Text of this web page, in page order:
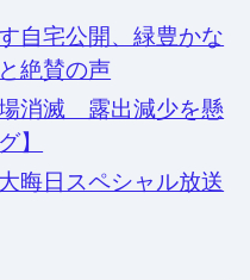
自宅公開、緑豊かな
絶賛の声
消滅 露出減少を懸
】
晦日スペシャル放送